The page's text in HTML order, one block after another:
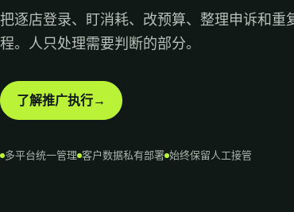
把逐店登录、盯消耗、改预算、整理申诉和重
程。人只处理需要判断的部分。
了解推广执行
多平台统一管理 客户数据私有部署 始终保留人工接管